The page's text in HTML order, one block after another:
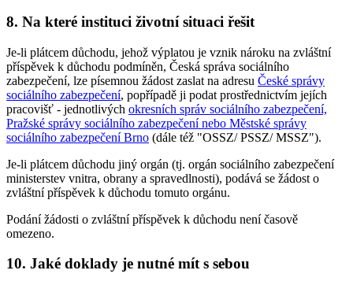
8. Na které instituci životní situaci řešit
Je-li plátcem důchodu, jehož výplatou je vznik nároku na zvláštní
příspěvek k důchodu podmíněn, Česká správa sociálního
zabezpečení, lze písemnou žádost zaslat na adresu České správy
sociálního zabezpečení, popřípadě ji podat prostřednictvím jejích
pracovišť - jednotlivých okresních správ sociálního zabezpečení,
Pražské správy sociálního zabezpečení nebo Městské správy
sociálního zabezpečení Brno (dále též "OSSZ/ PSSZ/ MSSZ").
Je-li plátcem důchodu jiný orgán (tj. orgán sociálního zabezpečení
ministerstev vnitra, obrany a spravedlnosti), podává se žádost o
zvláštní příspěvek k důchodu tomuto orgánu.
Podání žádosti o zvláštní příspěvek k důchodu není časově
omezeno.
10. Jaké doklady je nutné mít s sebou